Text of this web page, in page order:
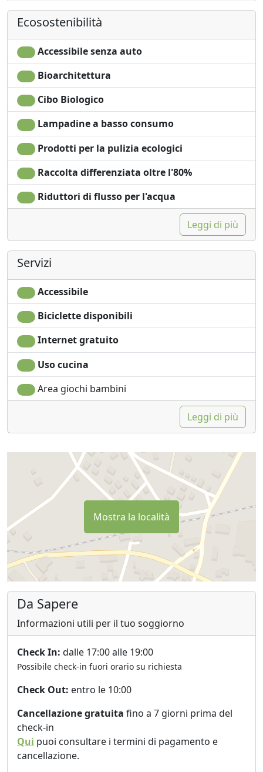
Frigorifero
Microonde
Ecosostenibilità
Accessibile senza auto
Bioarchitettura
Cibo Biologico
Lampadine a basso consumo
Prodotti per la pulizia ecologici
Raccolta differenziata oltre l'80%
Riduttori di flusso per l'acqua
Leggi di più
Servizi
Accessibile
Biciclette disponibili
Internet gratuito
Uso cucina
Area giochi bambini
Leggi di più
Mostra la località
Da Sapere
Informazioni utili per il tuo soggiorno
Check In: dalle 17:00 alle 19:00
Possibile check-in fuori orario su richiesta
Check Out: entro le 10:00
Cancellazione gratuita fino a 7 giorni prima del
check-in
Qui puoi consultare i termini di pagamento e
cancellazione.